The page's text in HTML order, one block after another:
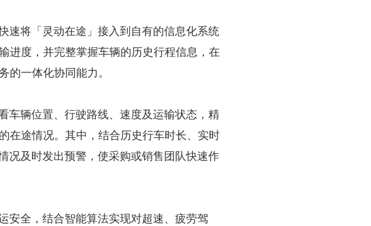
将「灵动在途」接入到自有的信息化系统
进度，并完整掌握车辆的历史行程信息，在
的一体化协同能力。
车辆位置、行驶路线、速度及运输状态，精
在途情况。其中，结合历史行车时长、实时
况及时发出预警，使采购或销售团队快速作
安全，结合智能算法实现对超速、疲劳驾